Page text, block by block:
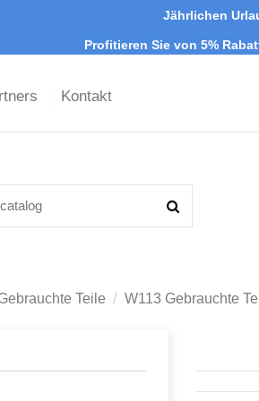
Jährlichen
Profitieren Sie von 5%
Kontakt
Teile W113 Gebrauchte